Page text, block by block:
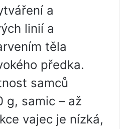
a
linií a
těla
předka.
samců
g, samic – až
vajec je nízká,